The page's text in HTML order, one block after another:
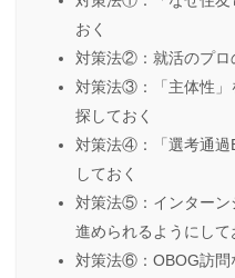
おく
対策法②：就活のプロ
対策法③：「主体性」
探しておく
対策法④：「選考通過
しておく
対策法⑤：インターン
進められるようにして
対策法⑥：OBOG訪問